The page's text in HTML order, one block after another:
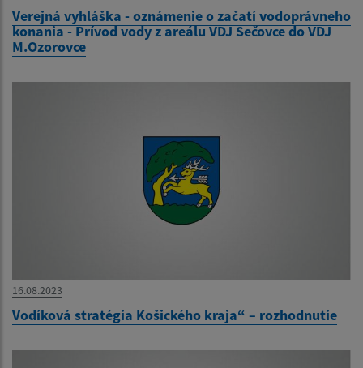
Verejná vyhláška - oznámenie o začatí vodoprávneho
konania - Prívod vody z areálu VDJ Sečovce do VDJ
M.Ozorovce
16.08.2023
Vodíková stratégia Košického kraja“ – rozhodnutie